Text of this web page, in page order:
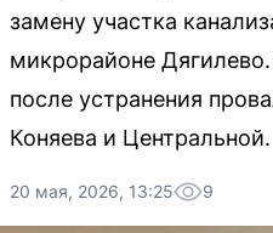
замену участка
микрорайоне
после устранения
Коняева и Центральной.
20 мая, 2026, 13:25 9